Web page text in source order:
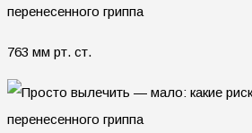
763 мм рт. ст.